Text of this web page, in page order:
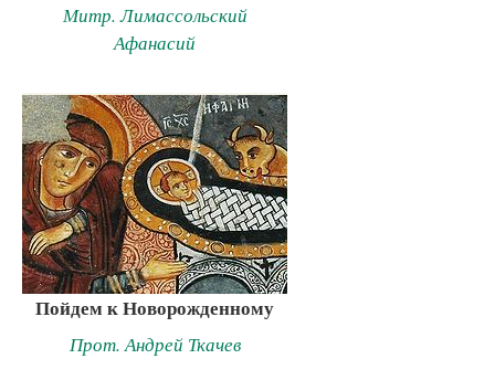
Митр. Лимассольский
Афанасий
Пойдем к Новорожденному
Прот. Андрей Ткачев